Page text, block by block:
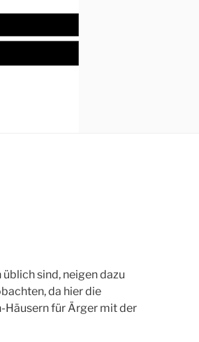
sind, neigen dazu
da hier die
Häusern für Ärger mit der